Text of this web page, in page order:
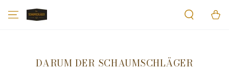
SPRINGEN
DARUM DER SCHAUMSCHLÄGER